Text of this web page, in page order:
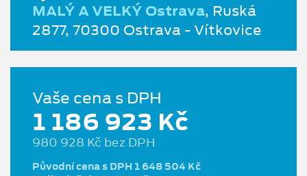
MALÝ A VELKÝ Ostrava, Ruská
2877, 70300 Ostrava - Vítkovice
Vaše cena s DPH
1 186 923 Kč
980 928 Kč bez DPH
Původní cena s DPH 1 648 504 Kč